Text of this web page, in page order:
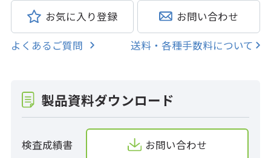
お気に入り登録 お問い合わせ
よくあるご質問 送料・各種手数料について
製品資料ダウンロード
検査成績書 お問い合わせ